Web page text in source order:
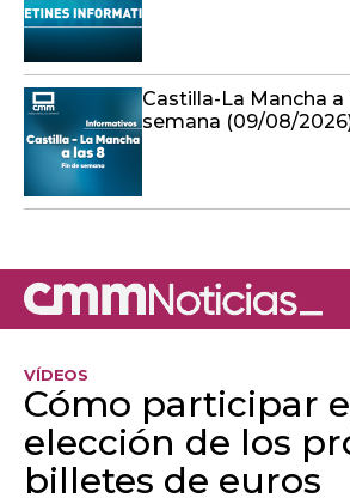
Castilla-La Mancha a
semana (09/08/
VÍDEOS
Cómo participar
elección de los
billetes de euros
Algo salió mal.